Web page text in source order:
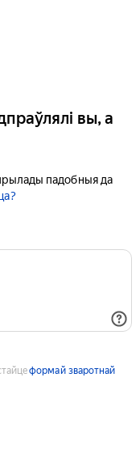
вы, а
падобныя да
формай зваротнай